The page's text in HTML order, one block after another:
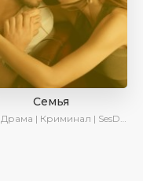
Семья
Драма | Криминал | SesDizi | Ирина Котова | AveTurk | Сериалы 2023